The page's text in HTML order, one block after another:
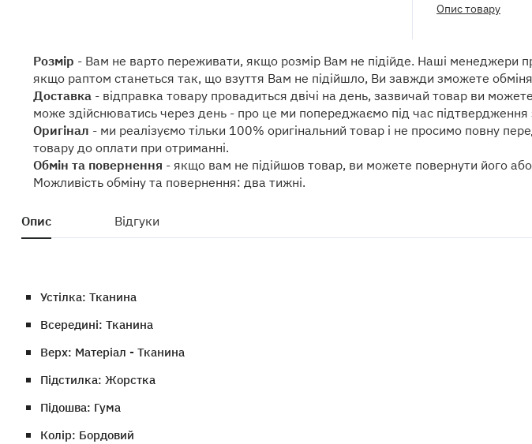
Опис товару
Розмір - Вам не варто переживати, якщо розмір Вам не підійде. Наші менеджери
якщо раптом станеться так, що взуття Вам не підійшло, Ви завжди зможете
Доставка - відправка товару провадиться двічі на день, зазвичай товар ви
може здійснюватись через день - про це ми попереджаємо під час
Оригінал - ми реалізуємо тільки 100% оригінальний товар і не просимо повну
товару до оплати при отриманні.
Обмін та повернення - якщо вам не підійшов товар, ви можете повернути його
Можливість обміну та повернення: два тижні.
Опис Відгуки
Устілка: Тканина
Всередині: Тканина
Верх: Матеріал - Тканина
Підстилка: Жорстка
Підошва: Гума
Колір: Бордовий